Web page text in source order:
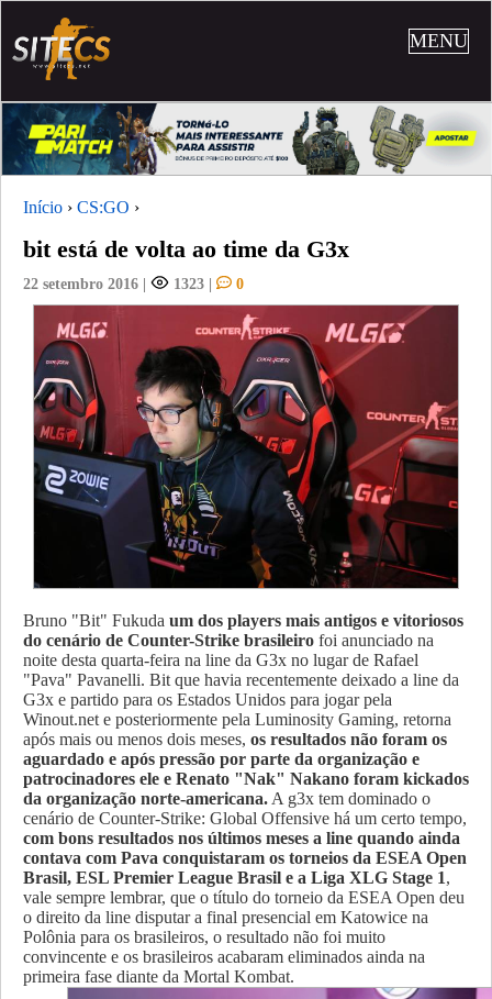
MENU
Início › CS:GO ›
bit está de volta ao time da G3x
22 setembro 2016 | 1323 | 0
Bruno "Bit" Fukuda um dos players mais antigos e vitoriosos
do cenário de Counter-Strike brasileiro foi anunciado na
noite desta quarta-feira na line da G3x no lugar de Rafael
"Pava" Pavanelli. Bit que havia recentemente deixado a line da
G3x e partido para os Estados Unidos para jogar pela
Winout.net e posteriormente pela Luminosity Gaming, retorna
após mais ou menos dois meses, os resultados não foram os
aguardado e após pressão por parte da organização e
patrocinadores ele e Renato "Nak" Nakano foram kickados
da organização norte-americana. A g3x tem dominado o
cenário de Counter-Strike: Global Offensive há um certo tempo,
com bons resultados nos últimos meses a line quando ainda
contava com Pava conquistaram os torneios da ESEA Open
Brasil, ESL Premier League Brasil e a Liga XLG Stage 1,
vale sempre lembrar, que o título do torneio da ESEA Open deu
o direito da line disputar a final presencial em Katowice na
Polônia para os brasileiros, o resultado não foi muito
convincente e os brasileiros acabaram eliminados ainda na
primeira fase diante da Mortal Kombat.